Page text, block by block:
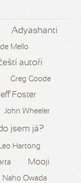
Adyashanti
Mello
autoři
Greg Goode
Foster
John Wheeler
jsem já?
Hartong
Mooji
Naho Owada